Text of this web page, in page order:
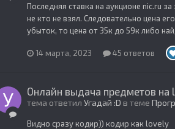
Последняя ставка на аукционе nic.ru
не кто не взял. Следовательно цена
убыток, то цена от 35к до 59к либо
14 марта, 2023 45 ответов
Онлайн выдача предметов на
тема ответил Угадай :D в теме
Видно сразу кодир)) кодир как lovely